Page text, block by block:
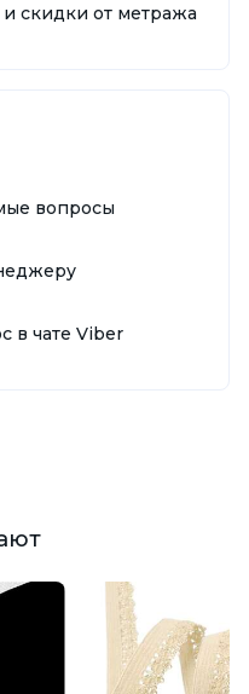
скидки от метража
вопросы
в чате Viber